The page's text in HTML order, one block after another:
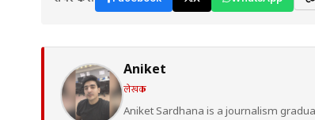
Aniket
लेखक
Aniket Sardhana is a journalism